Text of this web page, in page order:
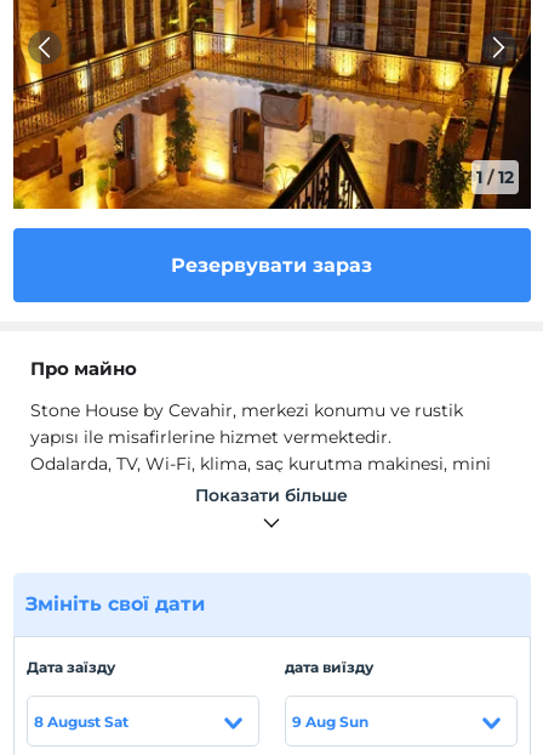
1/12
Резервувати зараз
Про майно
Stone House by Cevahir, merkezi konumu ve rustik
yapısı ile misafirlerine hizmet vermektedir.
Odalarda, TV, Wi-Fi, klima, saç kurutma makinesi, mini
bar, elektrikli su ısıtıcısı bulunmaktadır.
Eyyübiye Merkez'de konumlanmaktadır.
Показати на
карті
Показати більше
Змініть свої дати
Дата заїзду
8 August Sat
дата виїзду
9 Aug Sun